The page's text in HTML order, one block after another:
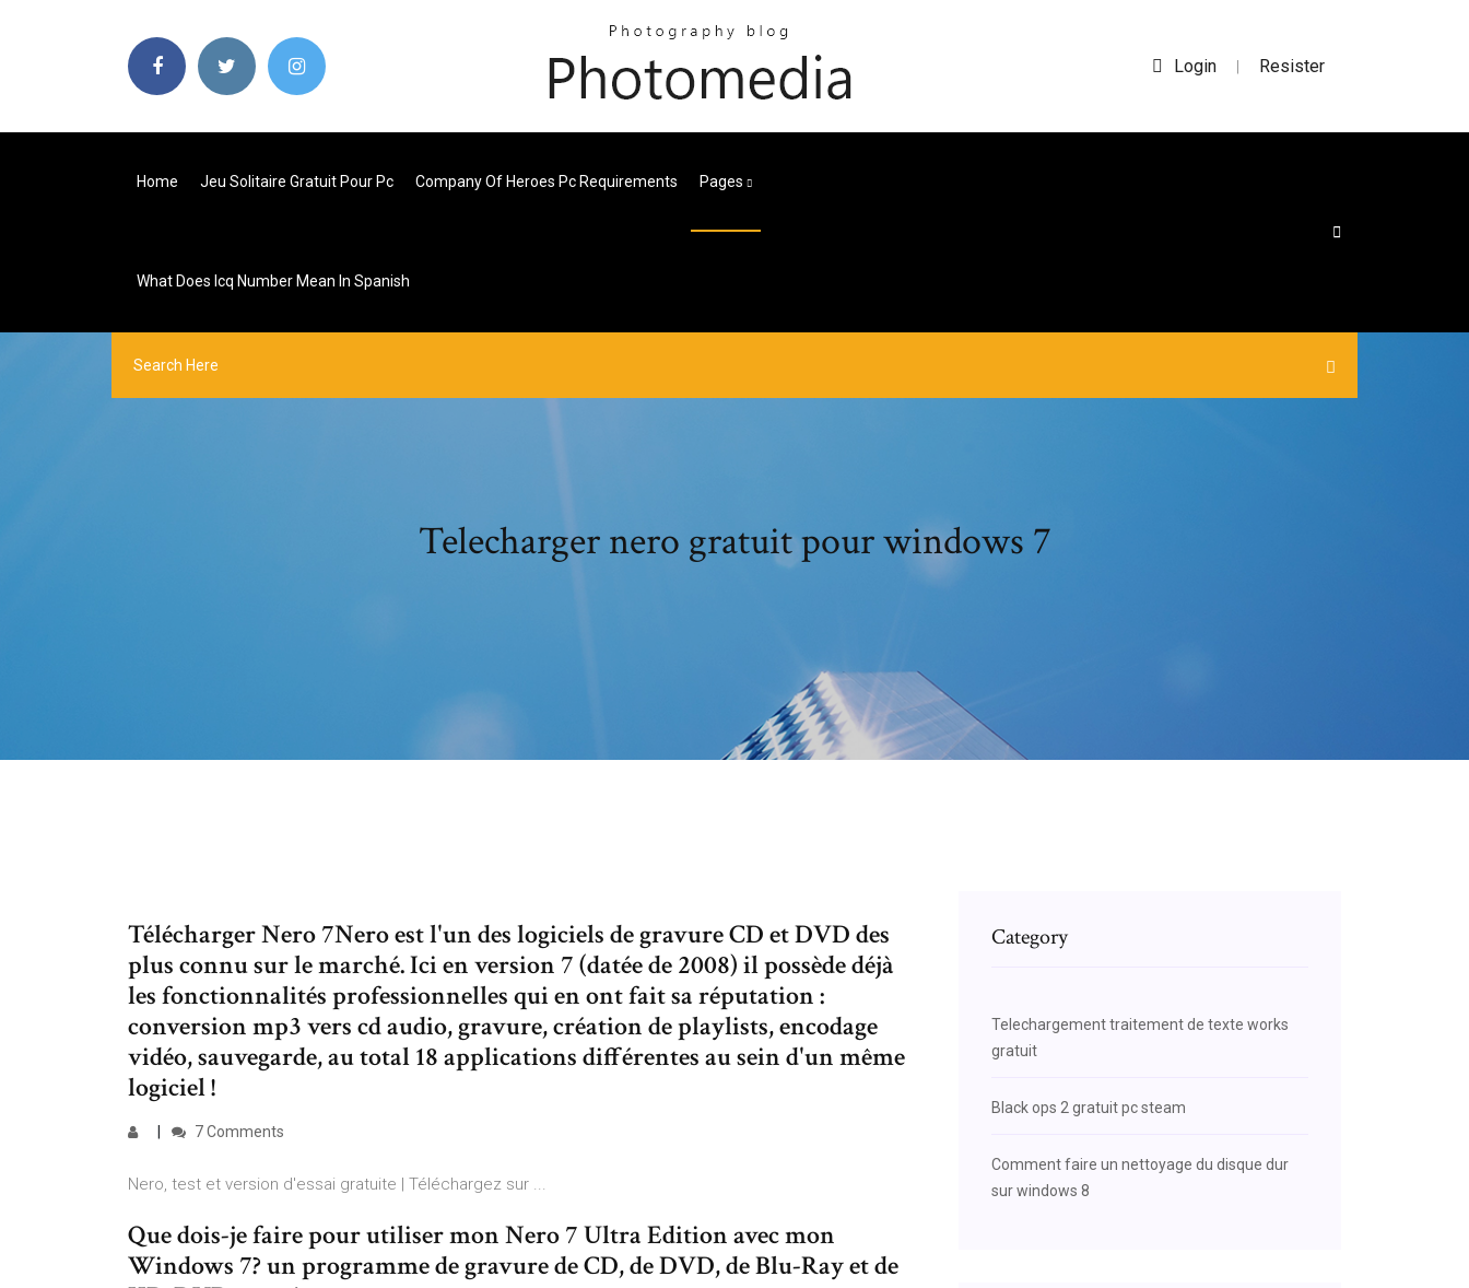
Login | Resister
Home Jeu Solitaire Gratuit Pour Pc Company Of Heroes Pc Requirements Pages
What Does Icq Number Mean In Spanish
Telecharger nero gratuit pour windows 7
Télécharger Nero 7Nero est l'un des logiciels de gravure CD et DVD des
plus connu sur le marché. Ici en version 7 (datée de 2008) il possède déjà
les fonctionnalités professionnelles qui en ont fait sa réputation :
conversion mp3 vers cd audio, gravure, création de playlists, encodage
vidéo, sauvegarde, au total 18 applications différentes au sein d'un même
logiciel !
7 Comments
Nero, test et version d'essai gratuite | Téléchargez sur ...
Que dois-je faire pour utiliser mon Nero 7 Ultra Edition avec mon
Windows 7? un programme de gravure de CD, de DVD, de Blu-Ray et de
Category
Telechargement traitement de texte works
gratuit
Black ops 2 gratuit pc steam
Comment faire un nettoyage du disque dur
sur windows 8